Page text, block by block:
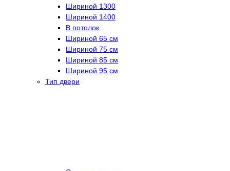
Шириной 1300
Шириной 1400
В потолок
Шириной 65 см
Шириной 75 см
Шириной 85 см
Шириной 95 см
Тип двери